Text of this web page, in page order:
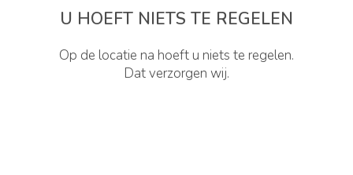
U HOEFT NIETS TE REGELEN
Op de locatie na hoeft u niets te regelen.
Dat verzorgen wij.